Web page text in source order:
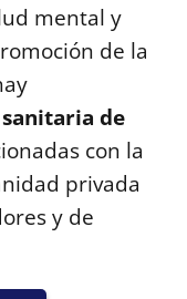
mental y
de la
de
con la
privada
y de